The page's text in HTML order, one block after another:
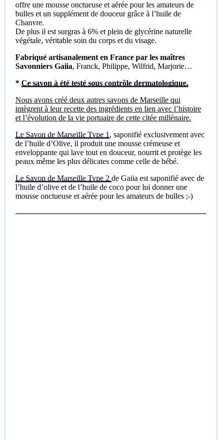
offre une mousse onctueuse et aérée pour les amateurs de
bulles et un supplément de douceur grâce à l’huile de
Chanvre.
De plus il est surgras à 6% et plein de glycérine naturelle
végétale, véritable soin du corps et du visage.
Fabriqué artisanalement en France par les maîtres
Savonniers Gaiia, Franck, Philippe, Wilfrid, Marjorie…
* Ce savon à été testé sous contrôle dermatologique.
Nous avons créé deux autres savons de Marseille qui
intègrent à leur recette des ingrédients en lien avec l’histoire
et l’évolution de la vie portuaire de cette citée millénaire.
Le Savon de Marseille Type 1 , saponifié exclusivement avec
de l’huile d’Olive, il produit une mousse crémeuse et
enveloppante qui lave tout en douceur, nourrit et protège les
peaux même les plus délicates comme celle de bébé.
Le Savon de Marseille Type 2 de Gaiia est saponifié avec de
l’huile d’olive et de l’huile de coco pour lui donner une
mousse onctueuse et aérée pour les amateurs de bulles ;-)